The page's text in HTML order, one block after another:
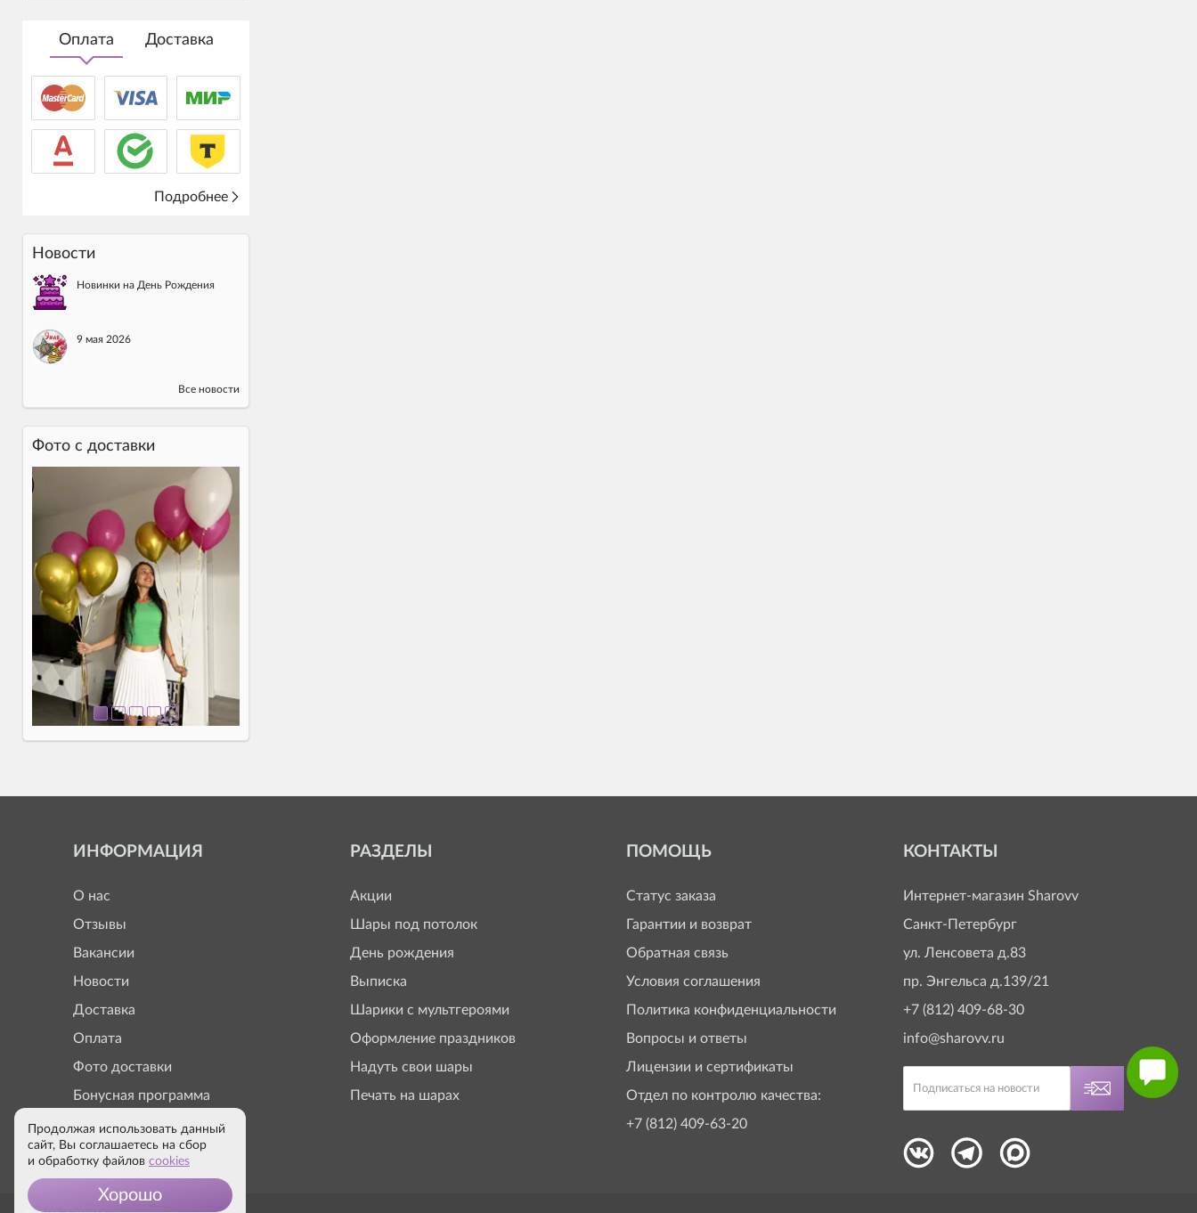
Оплата Доставка
Подробнее
Новости
Новинки на День Рождения
9 мая 2026
Все новости
Фото c доставки
ИНФОРМАЦИЯ
О нас
Отзывы
Вакансии
Новости
Доставка
Оплата
Фото доставки
Бонусная программа
РАЗДЕЛЫ
Акции
Шары под потолок
День рождения
Выписка
Шарики с мультгероями
Оформление праздников
Надуть свои шары
Печать на шарах
ПОМОЩЬ
Статус заказа
Гарантии и возврат
Обратная связь
Условия соглашения
Политика конфиденциальности
Вопросы и ответы
Лицензии и сертификаты
Отдел по контролю качества:
+7 (812) 409-63-20
КОНТАКТЫ
Интернет-магазин Sharovv
Санкт-Петербург
ул. Ленсовета д.83
пр. Энгельса д.139/21
+7 (812) 409-68-30
info@sharovv.ru
Продолжая использовать данный
сайт, Вы соглашаетесь на сбор
и обработку файлов cookies
Хорошо